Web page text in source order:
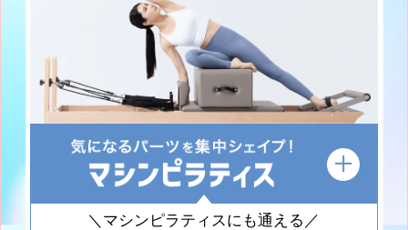
＼マシンピラティスにも通える／